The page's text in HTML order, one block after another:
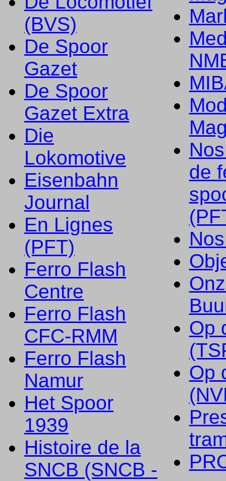
(BVS)
De Spoor
Gazet
De Spoor
Gazet Extra
Die
Lokomotive
Eisenbahn
Journal
En Lignes
(PFT)
Ferro Flash
Centre
Ferro Flash
CFC-RMM
Ferro Flash
Namur
Het Spoor
1939
Histoire de la
SNCB (SNCB -
de
Op
Op